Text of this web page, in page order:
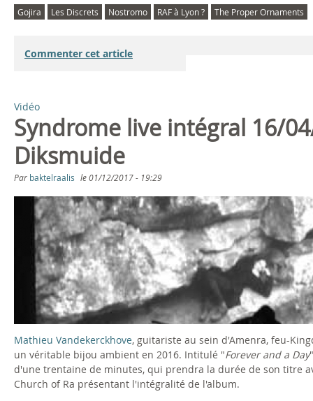
Gojira Les Discrets Nostromo RAF à Lyon ? The Proper Ornaments
Commenter cet article
Vidéo
Syndrome live intégral 16/
Diksmuide
Par baktelraalis le01/12/2017 - 19:29
r
o
m
Mathieu Vandekerckhove, guitariste au sein d'Amenra, feu-
un véritable bijou ambient en 2016. Intitulé "Forever and a Day
d'une trentaine de minutes, qui prendra la durée de son titre
Church of Ra présentant l'intégralité de l'album.